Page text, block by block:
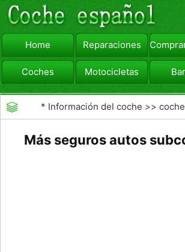
Home Reparaciones
Coches Motocicletas
viajar Camiones
* Información del coche >>
Más seguros autos